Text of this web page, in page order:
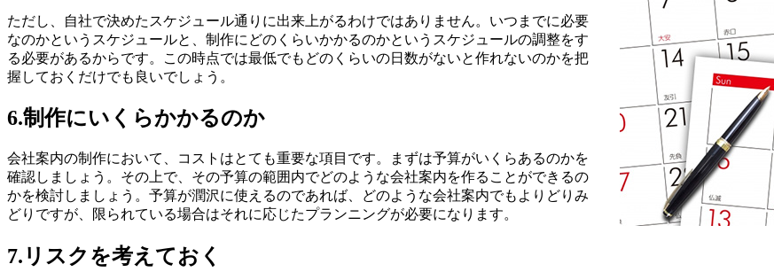
ただし、自社で決めたスケジュール通りに出来上がるわけではありません。いつまでに必要
なのかというスケジュールと、制作にどのくらいかかるのかというスケジュールの調整をす
る必要があるからです。この時点では最低でもどのくらいの日数がないと作れないのかを把
握しておくだけでも良いでしょう。
6.制作にいくらかかるのか
会社案内の制作において、コストはとても重要な項目です。
まずは予算がいくらあるのかを
確認しましょう。その上で、その予算の範囲内でどのような会社案内を作ることができるの
かを検討しましょう。 予算が潤沢に使えるのであれば、どのような会社案内でもよりどりみ
どりですが、限られている場合はそれに応じたプランニングが必要になります。
7.リスクを考えておく